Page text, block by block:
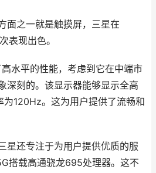
面之一就是触摸屏，三星在
表现出色。
水平的性能，考虑到它在中端市
深刻的。该显示器能够显示全高
120Hz。这为用户提供了流畅和
星还专注于为用户提供优质的服
搭载高通骁龙695处理器。这不